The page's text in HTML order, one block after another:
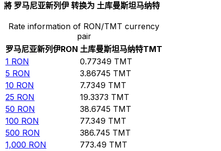
將 罗马尼亚新列伊 转换为 土库曼斯坦马纳特
Rate information of RON/TMT currency
pair
罗马尼亚新列伊RON 土库曼斯坦马纳特TMT
1 RON 0.77349 TMT
5 RON 3.86745 TMT
10 RON 7.7349 TMT
25 RON 19.3373 TMT
50 RON 38.6745 TMT
100 RON 77.349 TMT
500 RON 386.745 TMT
1,000 RON 773.49 TMT